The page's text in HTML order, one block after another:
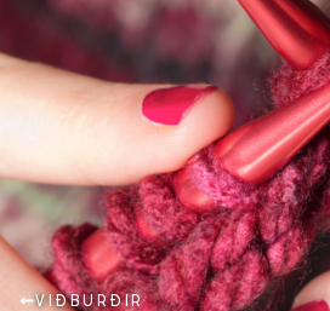
VIÐBURÐIR